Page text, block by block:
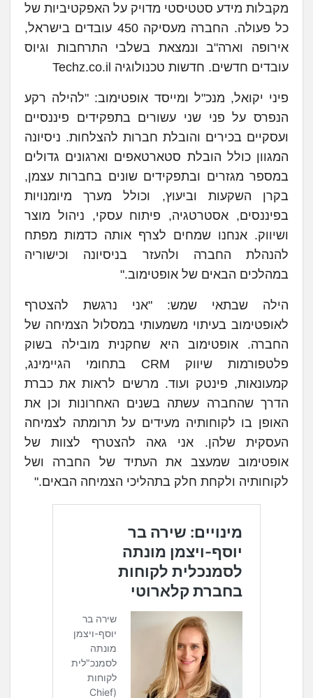
מקבלות מידע סטטיסטי מדויק על האפקטיביות של
כל פעולה. החברה מעסיקה 450 עובדים בישראל,
אירופה וארה"ב ונמצאת בשלבי התרחבות וגיוס
עובדים חדשים. חדשות טכנולוגיה Techz.co.il
פיני יקואל, מנכ"ל ומייסד אופטימוב: "להילה רקע
הנפרס על פני שני עשורים בתפקידים פיננסיים
ועסקיים בכירים והובלת חברות להצלחות. ניסיונה
המגוון כולל הובלת סטארטאפים וארגונים גדולים
במספר מגזרים ובתפקידים שונים בחברות עצמן,
בקרן השקעות וביעוץ, וכולל מערך מיומנויות
בפיננסים, אסטרטגיה, פיתוח עסקי, ניהול מוצר
ושיווק. אנחנו שמחים לצרף אותה כדמות מפתח
להנהלת החברה ולהעזר בניסיונה וכישוריה
במהלכים הבאים של אופטימוב."
הילה שבתאי שמש: "אני נרגשת להצטרף
לאופטימוב בעיתוי משמעותי במסלול הצמיחה של
החברה. אופטימוב היא שחקנית מובילה בשוק
פלטפורמות שיווק CRM בתחומי הגיימינג,
קמעונאות, פינטק ועוד. מרשים לראות את כברת
הדרך שהחברה עשתה בשנים האחרונות וכן את
האופן בו לקוחותיה מעידים על תרומתה לצמיחה
העסקית שלהן. אני גאה להצטרף לצוות של
אופטימוב שמעצב את העתיד של החברה ושל
לקוחותיה ולקחת חלק בתהליכי הצמיחה הבאים."